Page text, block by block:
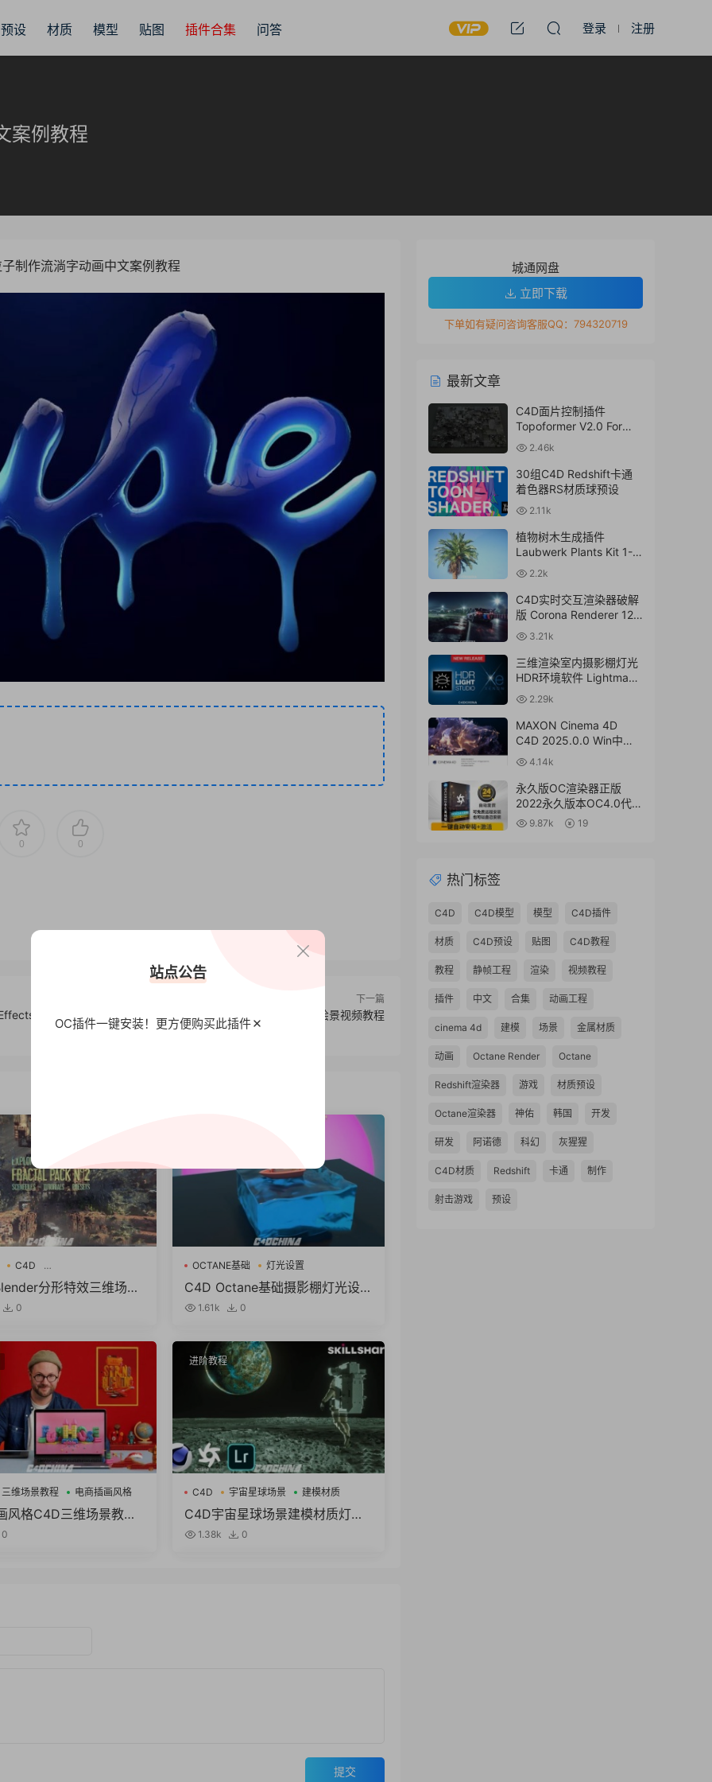
预设 材质 模型 贴图 插件合集 问答 登录 注册
案例教程
制作流淌字动画中文案例教程
0 0
–
下一篇
C4D+AE制作城市科技数字绘景视频教程
C4D
Fractal PACK
分形特效三维场景
Gumroad – Octane
0
OCTANE基础 灯光设置
C4D Octane基础摄影棚灯光设
置渲染教程 Skillshare – Cinema
1.61k 0
三维场景教程 电商插画风格
风格C4D三维场景教程
) Domestika – 3D Typ
进阶教程
C4D 宇宙星球场景 建模材质
C4D宇宙星球场景建模材质灯光
教程(英文字幕) Skillshare – Mo
1.38k 0
提交
城通网盘
立即下载
下单如有疑问咨询客服QQ：794320719
最新文章
C4D面片控制插件
Topoformer V2.0 For
Cinema 4D R23 – 2024
Win/Mac
2.46k
30组C4D Redshift卡通
着色器RS材质球预设
2.11k
植物树木生成插件
Laubwerk Plants Kit 1-7
v1.0.50 For
C4D/MAX/Maya/Sketch
Up Win/Mac
2.2k
C4D实时交互渲染器破解
版 Corona Renderer 12.1
for Cinema 4D R17-
2024+离线材质预设库
3.21k
三维渲染室内摄影棚灯光
HDR环境软件 Lightmap
HDR Light Studio Xenon
V8.2.2.2024.0701 Win破
解版 + 接口插件
2.29k
MAXON Cinema 4D
C4D 2025.0.0 Win中文
版/英文版/破解版
4.14k
永久版OC渲染器正版
2022永久版本OC4.0代购
订阅注册C4D插件汉化双
9.87k 19
热门标签
C4D C4D模型 模型 C4D插件
材质 C4D预设 贴图 C4D教程
教程 静帧工程 渲染 视频教程
插件 中文 合集 动画工程
cinema 4d 建模 场景 金属材质
动画 Octane Render Octane
Redshift渲染器 游戏 材质预设
Octane渲染器 神佑 韩国 开发
研发 阿诺德 科幻 灰猩猩
C4D材质 Redshift 卡通 制作
射击游戏 预设
站点公告
OC插件一键安装！更方便购买此插件